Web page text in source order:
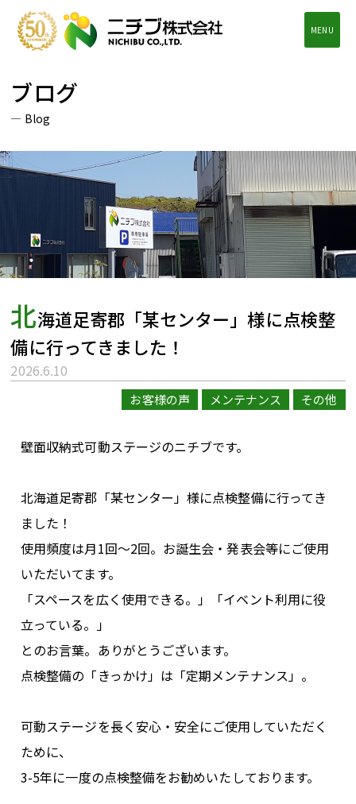
MENU
ブログ
Blog
北海道足寄郡「某センター」様に点検整
備に行ってきました！
2026.6.10
お客様の声 メンテナンス その他
壁面収納式可動ステージのニチブです。
北海道足寄郡「某センター」様に点検整備に行ってき
ました！
使用頻度は月1回～2回。お誕生会・発表会等にご使用
いただいてます。
「スペースを広く使用できる。」「イベント利用に役
立っている。」
とのお言葉。ありがとうございます。
点検整備の「きっかけ」は「定期メンテナンス」。
可動ステージを長く安心・安全にご使用していただく
ために、
3-5年に一度の点検整備をお勧めいたしております。